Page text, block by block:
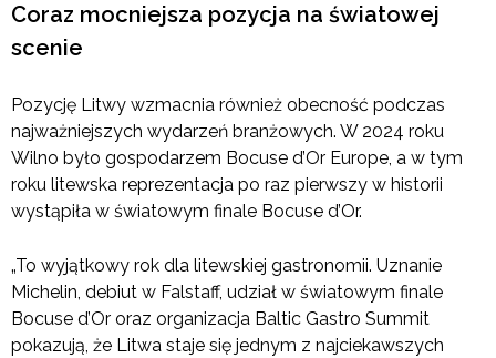
Coraz mocniejsza pozycja na światowej
scenie
Pozycję Litwy wzmacnia również obecność podczas
najważniejszych wydarzeń branżowych. W 2024 roku
Wilno było gospodarzem Bocuse d’Or Europe, a w tym
roku litewska reprezentacja po raz pierwszy w historii
wystąpiła w światowym finale Bocuse d’Or.
„To wyjątkowy rok dla litewskiej gastronomii. Uznanie
Michelin, debiut w Falstaff, udział w światowym finale
Bocuse d’Or oraz organizacja Baltic Gastro Summit
pokazują, że Litwa staje się jednym z najciekawszych